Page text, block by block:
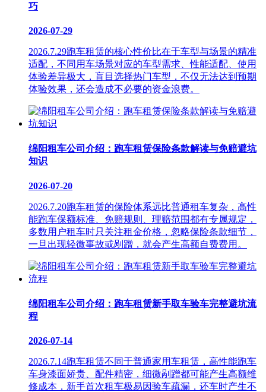
巧
2026-07-29
2026.7.29跑车租赁的核心性价比在于车型与场景的精准
适配，不同用车场景对应的车型需求、性能适配、使用
体验差异极大，盲目选择热门车型，不仅无法达到预期
体验效果，还会造成不必要的资金浪费。
绵阳租车公司介绍：跑车租赁保险条款解读与免赔避坑
知识
2026-07-20
2026.7.20跑车租赁的保险体系远比普通租车复杂，高性
能跑车保额标准、免赔规则、理赔范围都有专属规定，
多数用户租车时只关注租金价格，忽略保险条款细节，
一旦出现轻微事故或剐蹭，就会产生高额自费费用。
绵阳租车公司介绍：跑车租赁新手取车验车完整避坑流
程
2026-07-14
2026.7.14跑车租赁不同于普通家用车租赁，高性能跑车
车身漆面娇贵、配件精密，细微剐蹭都可能产生高额维
修成本，新手首次租车极易因验车疏漏，还车时产生不